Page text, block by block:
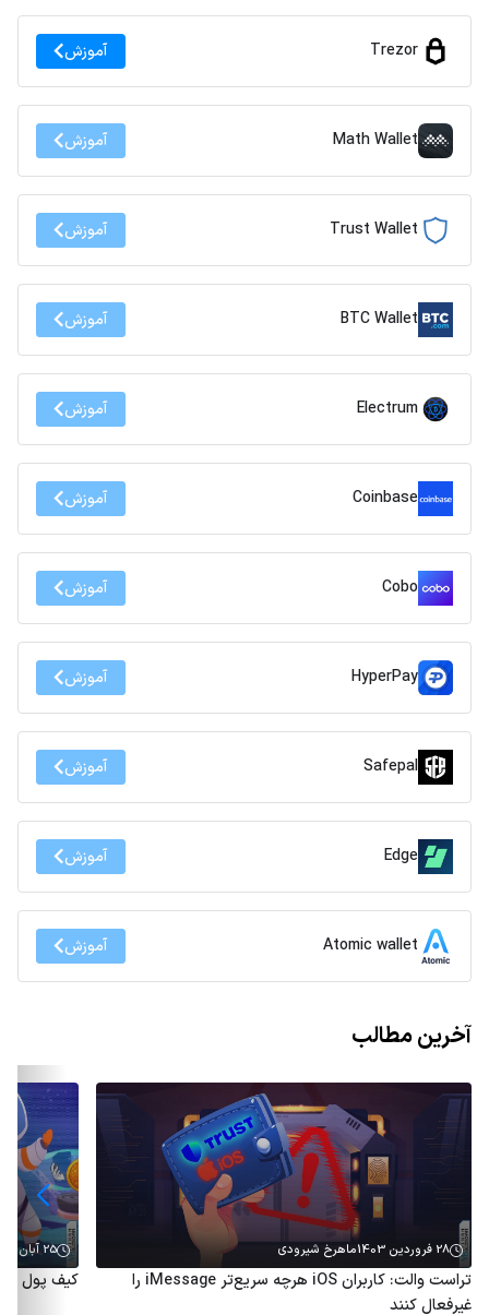
Trezor آموزش
Math Wallet آموزش
Trust Wallet آموزش
BTC Wallet آموزش
Electrum آموزش
Coinbase آموزش
Cobo آموزش
HyperPay آموزش
Safepal آموزش
Edge آموزش
Atomic wallet آموزش
آخرین مطالب
28 فروردین 1403 ماهرخ شیرودی
تراست والت: کاربران iOS هرچه سریع‌تر iMessage را
غیرفعال کنند
25 آبان 1402
کیف پول